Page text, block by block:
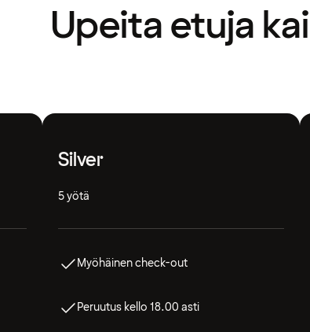
Upeita etuja
Silver
5 yötä
Myöhäinen check-out
Peruutus kello 18.00 asti